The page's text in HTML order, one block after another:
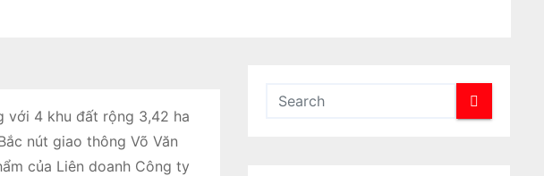
với 4 khu đất rộng 3,42 ha
nút giao thông Võ Văn
của Liên doanh Công ty